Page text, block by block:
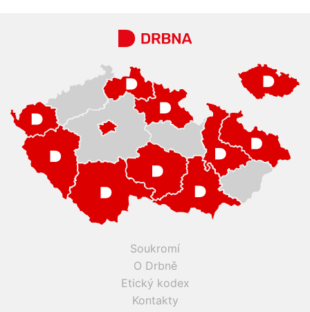
Soukromí
O Drbně
Etický kodex
Kontakty